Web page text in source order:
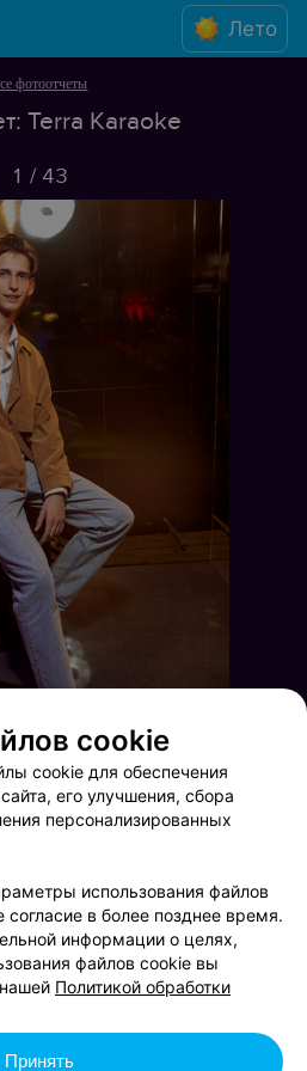
Лето
фотоотчеты
Terra Karaoke
1 / 43
Brooklyn Live!
cookie
cookie для обеспечения
его улучшения, сбора
персонализированных
использования файлов
согласие в более позднее время.
информации о целях,
файлов cookie вы
Политикой обработки
Принять